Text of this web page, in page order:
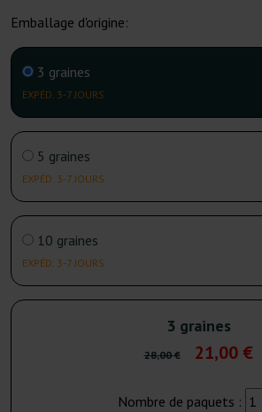
Emballage d'origine:
3 graines
EXPÉD. 3-7 JOURS
5 graines
EXPÉD. 3-7 JOURS
10 graines
EXPÉD. 3-7 JOURS
3 graines
28,00 € 21,00 €
Nombre de paquets :